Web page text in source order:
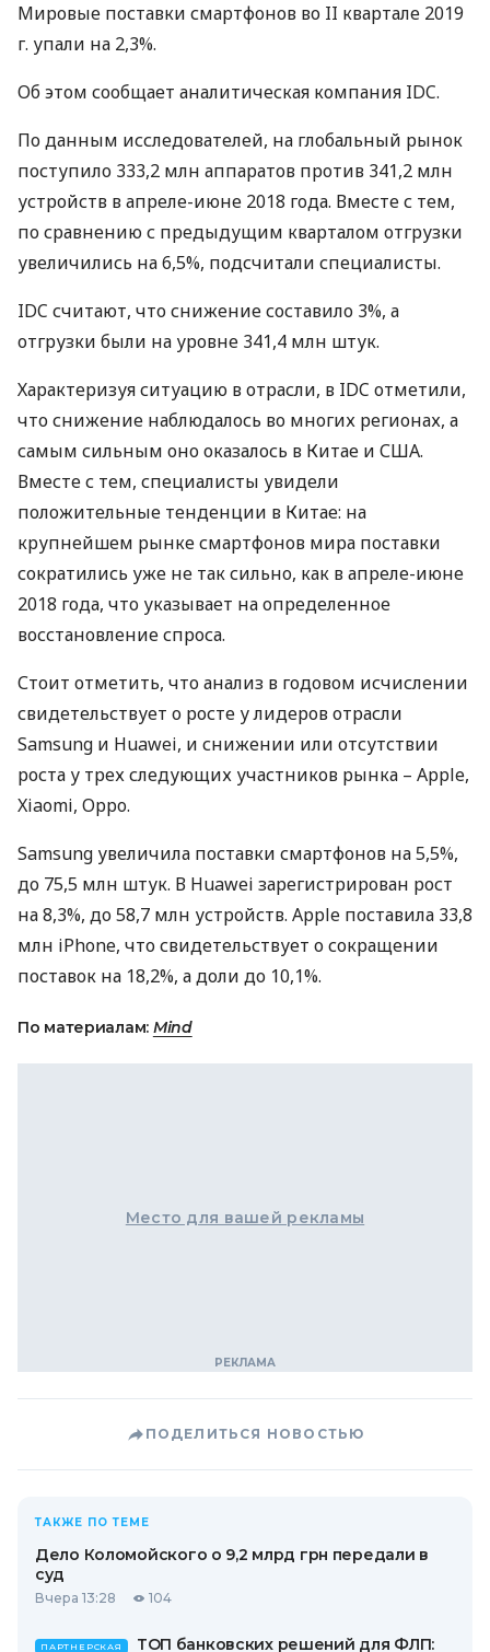
Мировые поставки смартфонов во II квартале 2019
г. упали на 2,3%.
Об этом сообщает аналитическая компания IDC.
По данным исследователей, на глобальный рынок
поступило 333,2 млн аппаратов против 341,2 млн
устройств в апреле-июне 2018 года. Вместе с тем,
по сравнению с предыдущим кварталом отгрузки
увеличились на 6,5%, подсчитали специалисты.
IDC считают, что снижение составило 3%, а
отгрузки были на уровне 341,4 млн штук.
Характеризуя ситуацию в отрасли, в IDC отметили,
что снижение наблюдалось во многих регионах, а
самым сильным оно оказалось в Китае и США.
Вместе с тем, специалисты увидели
положительные тенденции в Китае: на
крупнейшем рынке смартфонов мира поставки
сократились уже не так сильно, как в апреле-июне
2018 года, что указывает на определенное
восстановление спроса.
Стоит отметить, что анализ в годовом исчислении
свидетельствует о росте у лидеров отрасли
Samsung и Huawei, и снижении или отсутствии
роста у трех следующих участников рынка – Apple,
Xiaomi, Oppo.
Samsung увеличила поставки смартфонов на 5,5%,
до 75,5 млн штук. В Huawei зарегистрирован рост
на 8,3%, до 58,7 млн устройств. Apple поставила 33,8
млн iPhone, что свидетельствует о сокращении
поставок на 18,2%, а доли до 10,1%.
По материалам: Mind
Место для вашей рекламы
ПОДЕЛИТЬСЯ НОВОСТЬЮ
ТАКЖЕ ПО ТЕМЕ
Дело Коломойского о 9,2 млрд грн передали в
суд
Вчера 13:28 104
ПАРТНЕРСКАЯ ТОП банковских решений для ФЛП: